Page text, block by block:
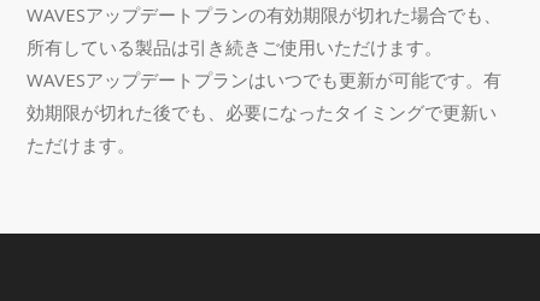
WAVESアップデートプランの有効期限が切れた場合でも、
所有している製品は引き続きご使用いただけます。
WAVESアップデートプランはいつでも更新が可能です。有
効期限が切れた後でも、必要になったタイミングで更新い
ただけます。